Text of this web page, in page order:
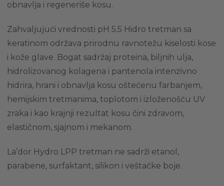
obnavlja i regeneriše kosu.
Zahvaljujući vrednosti pH 5.5 Hidro tretman sa
keratinom održava prirodnu ravnotežu kiselosti kose
i kože glave. Bogat sadržaj proteina, biljnih ulja,
hidrolizovanog kolagena i pantenola intenzivno
hidrira, hrani i obnavlja kosu oštećenu farbanjem,
hemijskim tretmanima, toplotom i izloženošću UV
zraka i kao krajnji rezultat kosu čini zdravom,
elastičnom, sjajnom i mekanom.
La’dor Hydro LPP tretman ne sadrži etanol,
parabene, surfaktant, silikon i veštačke boje.